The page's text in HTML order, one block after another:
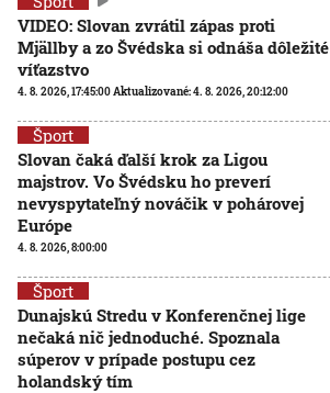
VIDEO: Slovan zvrátil zápas proti
Mjällby a zo Švédska si odnáša dôležité
víťazstvo
4. 8. 2026, 17:45:00 Aktualizované:4. 8. 2026, 20:12:00
Šport
Slovan čaká ďalší krok za Ligou
majstrov. Vo Švédsku ho preverí
nevyspytateľný nováčik v pohárovej
Európe
4. 8. 2026, 8:00:00
Šport
Dunajskú Stredu v Konferenčnej lige
nečaká nič jednoduché. Spoznala
súperov v prípade postupu cez
holandský tím